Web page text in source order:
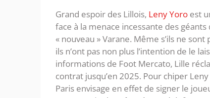
Grand espoir des Lillois, Leny Yoro est
face à la menace incessante des géants
« nouveau » Varane. Même s’ils ne
ils n’ont pas non plus l’intention de le
informations de Foot Mercato, Lille
contrat jusqu’en 2025. Pour chiper
Paris envisage en effet de signer le